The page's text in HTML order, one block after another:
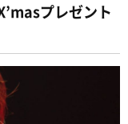
プレゼント